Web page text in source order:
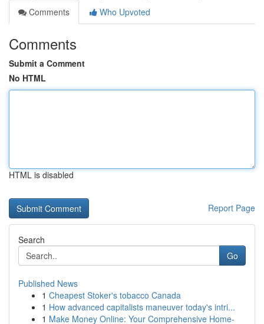
Comments
Who Upvoted
Comments
Submit a Comment
No HTML
HTML is disabled
Report Page
Search
Go
Published News
1 Cheapest Stoker's tobacco Canada
1 How advanced capitalists maneuver today's intri...
1 Make Money Online: Your Comprehensive Home-